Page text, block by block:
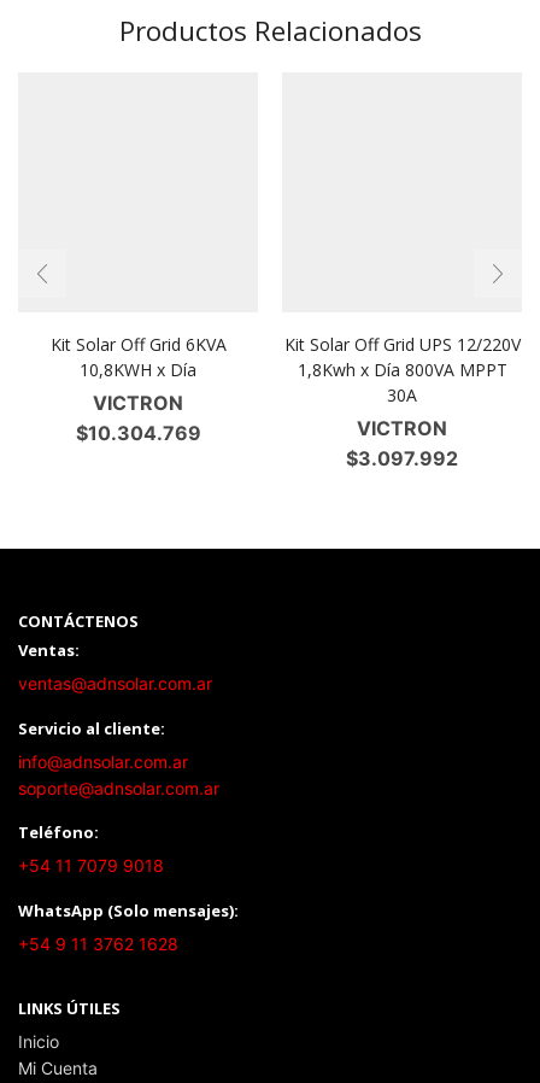
Productos Relacionados
Kit Solar Off Grid 6KVA
10,8KWH x Día
VICTRON
$10.304.769
Kit Solar Off Grid UPS 12/220V
1,8Kwh x Día 800VA MPPT
30A
VICTRON
$3.097.992
CONTÁCTENOS
Ventas:
ventas@adnsolar.com.ar
Servicio al cliente:
info@adnsolar.com.ar
soporte@adnsolar.com.ar
Teléfono:
+54 11 7079 9018
WhatsApp (Solo mensajes):
+54 9 11 3762 1628
LINKS ÚTILES
Inicio
Mi Cuenta